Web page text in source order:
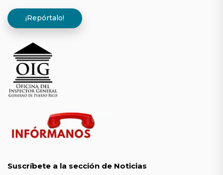
¡Repórtalo!
Suscríbete a la sección de Noticias